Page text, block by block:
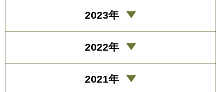
2023年
2022年
2021年